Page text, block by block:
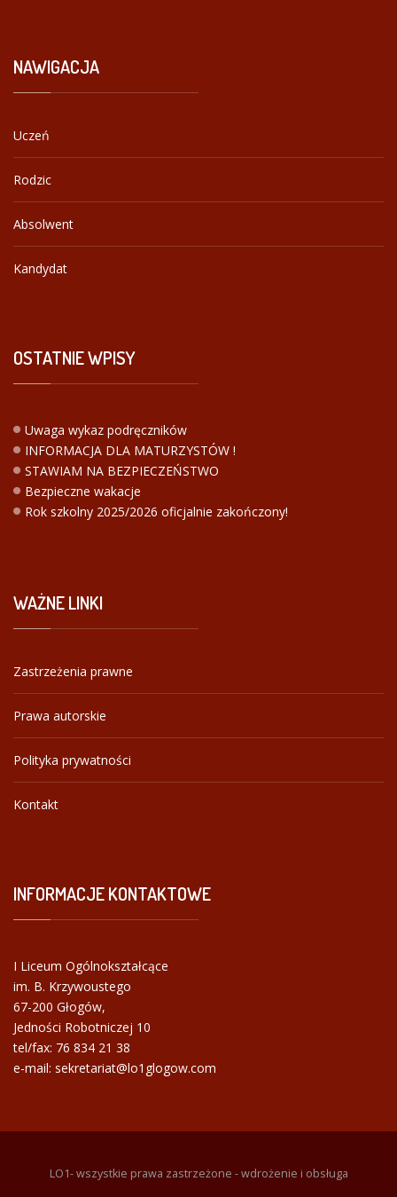
NAWIGACJA
Uczeń
Rodzic
Absolwent
Kandydat
OSTATNIEWPISY
Uwaga wykaz podręczników
INFORMACJA DLA MATURZYSTÓW !
STAWIAM NA BEZPIECZEŃSTWO
Bezpieczne wakacje
Rok szkolny 2025/2026 oficjalnie zakończony!
WAŻNELINKI
Zastrzeżenia prawne
Prawa autorskie
Polityka prywatności
Kontakt
INFORMACJEKONTAKTOWE
I Liceum Ogólnokształcące
im. B. Krzywoustego
67-200 Głogów,
Jedności Robotniczej 10
tel/fax: 76 834 21 38
e-mail: sekretariat@lo1glogow.com
LO1- wszystkie prawa zastrzeżone - wdrożenie i obsługa